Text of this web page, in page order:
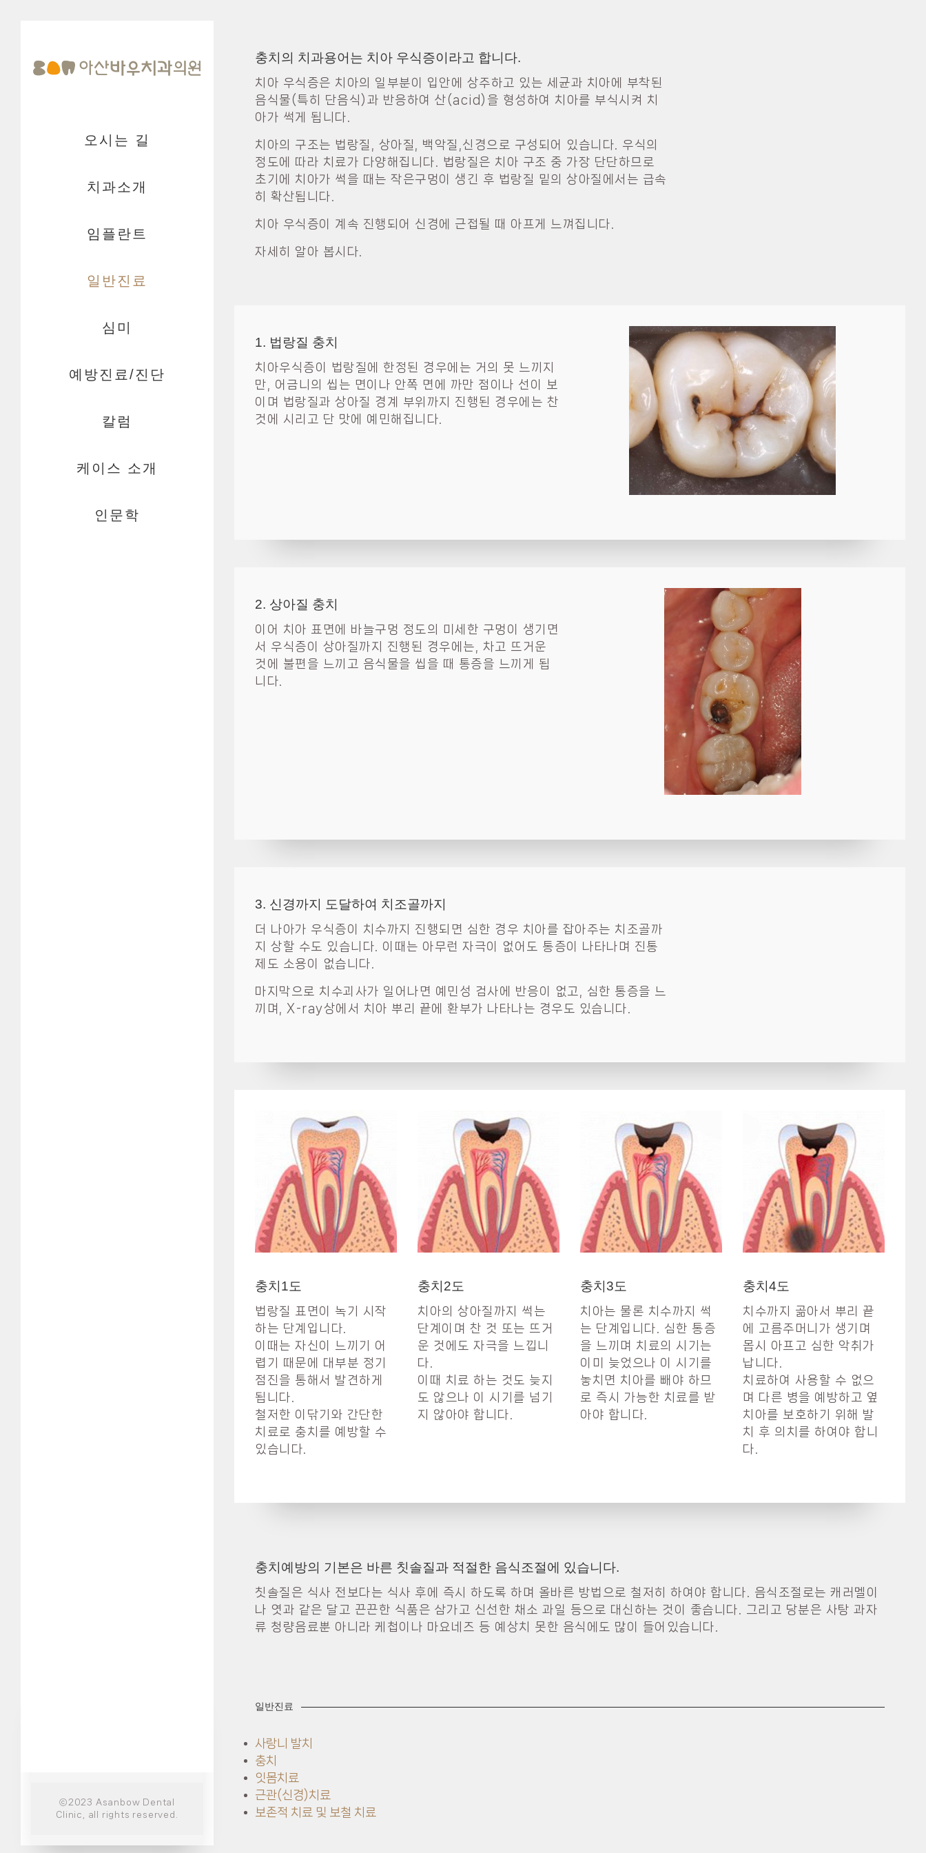
오시는 길
치과소개
임플란트
일반진료
심미
예방진료/진단
칼럼
케이스 소개
인문학
ⓒ2023 Asanbow Dental
Clinic, all rights reserved.
충치의 치과용어는 치아 우식증이라고 합니다.
치아 우식증은 치아의 일부분이 입안에 상주하고 있는 세균과 치아에 부착된
음식물(특히 단음식)과 반응하여 산(acid)을 형성하여 치아를 부식시켜 치
아가 썩게 됩니다.
치아의 구조는 법랑질, 상아질, 백악질,신경으로 구성되어 있습니다. 우식의
정도에 따라 치료가 다양해집니다. 법랑질은 치아 구조 중 가장 단단하므로
초기에 치아가 썩을 때는 작은구멍이 생긴 후 법랑질 밑의 상아질에서는 급속
히 확산됩니다.
치아 우식증이 계속 진행되어 신경에 근접될 때 아프게 느껴집니다.
자세히 알아 봅시다.
1. 법랑질 충치
치아우식증이 법랑질에 한정된 경우에는 거의 못 느끼지
만, 어금니의 씹는 면이나 안쪽 면에 까만 점이나 선이 보
이며 법랑질과 상아질 경계 부위까지 진행된 경우에는 찬
것에 시리고 단 맛에 예민해집니다.
2. 상아질 충치
이어 치아 표면에 바늘구멍 정도의 미세한 구멍이 생기면
서 우식증이 상아질까지 진행된 경우에는, 차고 뜨거운
것에 불편을 느끼고 음식물을 씹을 때 통증을 느끼게 됩
니다.
3. 신경까지 도달하여 치조골까지
더 나아가 우식증이 치수까지 진행되면 심한 경우 치아를 잡아주는 치조골까
지 상할 수도 있습니다. 이때는 아무런 자극이 없어도 통증이 나타나며 진통
제도 소용이 없습니다.
마지막으로 치수괴사가 일어나면 예민성 검사에 반응이 없고, 심한 통증을 느
끼며, X-ray상에서 치아 뿌리 끝에 환부가 나타나는 경우도 있습니다.
충치1도
법랑질 표면이 녹기 시작
하는 단계입니다.
이때는 자신이 느끼기 어
렵기 때문에 대부분 정기
점진을 통해서 발견하게
됩니다.
철저한 이닦기와 간단한
치료로 충치를 예방할 수
있습니다.
충치2도
치아의 상아질까지 썩는
단계이며 찬 것 또는 뜨거
운 것에도 자극을 느낍니
다.
이때 치료 하는 것도 늦지
도 않으나 이 시기를 넘기
지 않아야 합니다.
충치3도
치아는 물론 치수까지 썩
는 단계입니다. 심한 통증
을 느끼며 치료의 시기는
이미 늦었으나 이 시기를
놓치면 치아를 빼야 하므
로 즉시 가능한 치료를 받
아야 합니다.
충치4도
치수까지 곪아서 뿌리 끝
에 고름주머니가 생기며
몹시 아프고 심한 악취가
납니다.
치료하여 사용할 수 없으
며 다른 병을 예방하고 옆
치아를 보호하기 위해 발
치 후 의치를 하여야 합니
다.
충치예방의 기본은 바른 칫솔질과 적절한 음식조절에 있습니다.
칫솔질은 식사 전보다는 식사 후에 즉시 하도록 하며 올바른 방법으로 철저히 하여야 합니다. 음식조절로는 캐러멜이
나 엿과 같은 달고 끈끈한 식품은 삼가고 신선한 채소 과일 등으로 대신하는 것이 좋습니다. 그리고 당분은 사탕 과자
류 청량음료뿐 아니라 케첩이나 마요네즈 등 예상치 못한 음식에도 많이 들어있습니다.
일반진료
사랑니 발치
충치
잇몸치료
근관(신경)치료
보존적 치료 및 보철 치료